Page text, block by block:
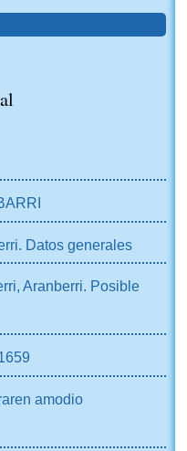
Datos generales
Aranberri. Posible
amodio